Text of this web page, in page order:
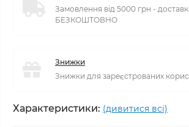
Замовлення від 5000 грн -
БЕЗКОШТОВНО
Знижки
Знижки для зареєстрованих
Характеристики: (дивитися всі)